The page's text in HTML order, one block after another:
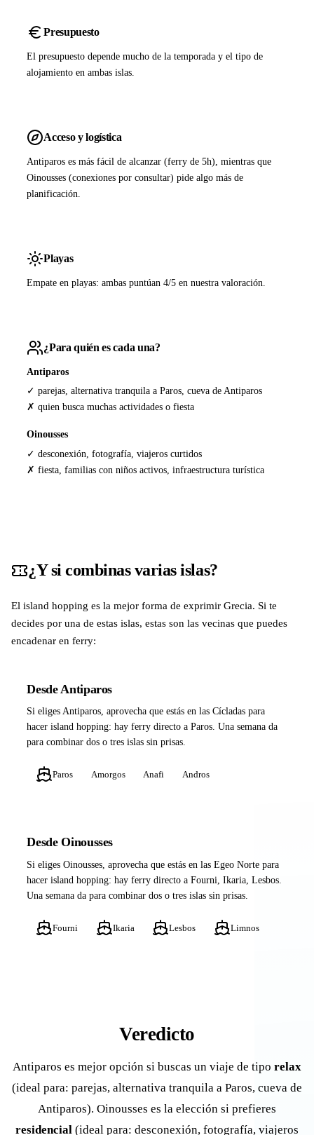
Presupuesto
El presupuesto depende mucho de la temporada y el tipo de
alojamiento en ambas islas.
Acceso y logística
Antiparos es más fácil de alcanzar (ferry de 5h), mientras que
Oinousses (conexiones por consultar) pide algo más de
planificación.
Playas
Empate en playas: ambas puntúan 4/5 en nuestra valoración.
¿Para quién es cada una?
Antiparos
✓ parejas, alternativa tranquila a Paros, cueva de Antiparos
✗ quien busca muchas actividades o fiesta
Oinousses
✓ desconexión, fotografía, viajeros curtidos
✗ fiesta, familias con niños activos, infraestructura turística
¿Y si combinas varias islas?
El island hopping es la mejor forma de exprimir Grecia. Si te
decides por una de estas islas, estas son las vecinas que puedes
encadenar en ferry:
Desde Antiparos
Si eliges Antiparos, aprovecha que estás en las Cícladas para
hacer island hopping: hay ferry directo a Paros. Una semana da
para combinar dos o tres islas sin prisas.
Paros Amorgos Anafi Andros
Desde Oinousses
Si eliges Oinousses, aprovecha que estás en las Egeo Norte para
hacer island hopping: hay ferry directo a Fourni, Ikaria, Lesbos.
Una semana da para combinar dos o tres islas sin prisas.
Fourni Ikaria Lesbos Limnos
Veredicto
Antiparos es mejor opción si buscas un viaje de tipo relax
(ideal para: parejas, alternativa tranquila a Paros, cueva de
Antiparos). Oinousses es la elección si prefieres
residencial (ideal para: desconexión, fotografía, viajeros